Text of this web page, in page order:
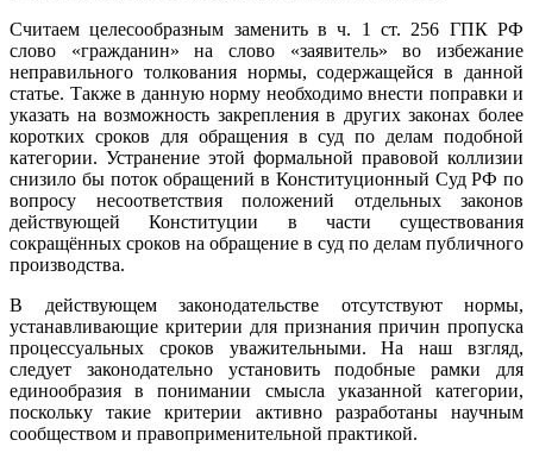
Считаем целесообразным заменить в ч. 1 ст. 256 ГПК РФ
слово «гражданин» на слово «заявитель» во избежание
неправильного толкования нормы, содержащейся в данной
статье. Также в данную норму необходимо внести поправки и
указать на возможность закрепления в других законах более
коротких сроков для обращения в суд по делам подобной
категории. Устранение этой формальной правовой коллизии
снизило бы поток обращений в Конституционный Суд РФ по
вопросу несоответствия положений отдельных законов
действующей Конституции в части существования
сокращённых сроков на обращение в суд по делам публичного
производства.
В действующем законодательстве отсутствуют нормы,
устанавливающие критерии для признания причин пропуска
процессуальных сроков уважительными. На наш взгляд,
следует законодательно установить подобные рамки для
единообразия в понимании смысла указанной категории,
поскольку такие критерии активно разработаны научным
сообществом и правоприменительной практикой.